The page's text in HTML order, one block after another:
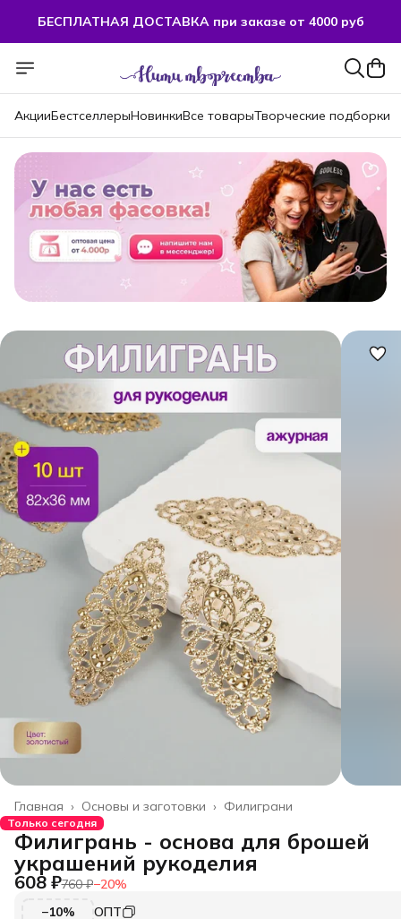
БЕСПЛАТНАЯ ДОСТАВКА при заказе от 4000 руб
БЕСПЛАТНАЯ ДОСТАВКА при заказе от 4000 руб
АкцииБестселлерыНовинкиВсе товарыТворческие подборки
Филиграни
Основы и заготовки ›
Главная ›
Только сегодня
Филигрань - основа для брошей
украшений рукоделия
608 ₽760 ₽−20%
−10%
ОПТ